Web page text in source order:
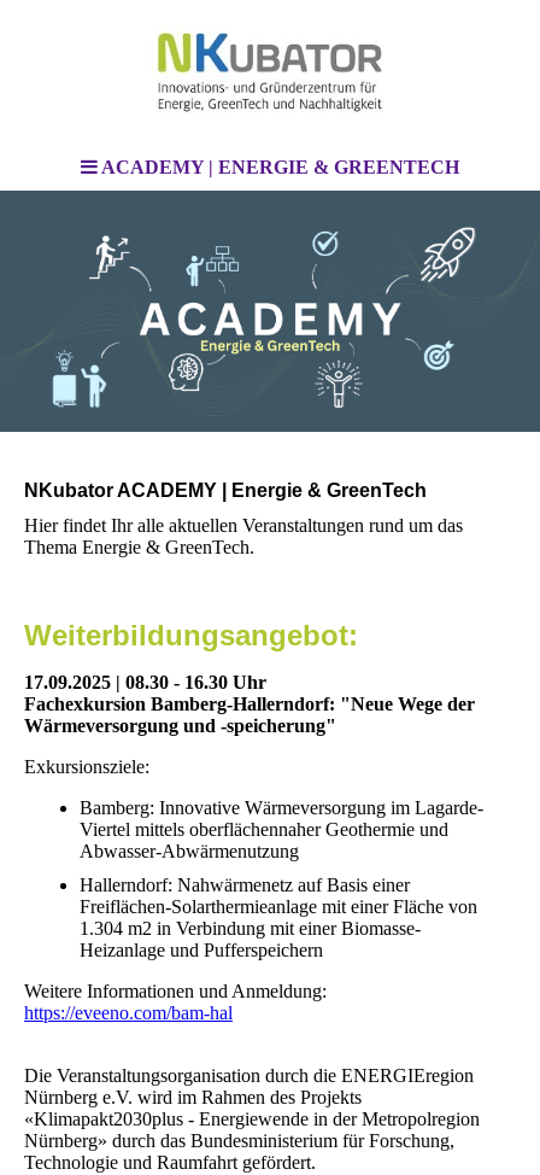
ACADEMY | ENERGIE & GREENTECH
NKubator ACADEMY | Energie & GreenTech
Hier findet Ihr alle aktuellen Veranstaltungen rund um das
Thema Energie & GreenTech.
Weiterbildungsangebot:
17.09.2025 | 08.30 - 16.30 Uhr
Fachexkursion Bamberg-Hallerndorf: "Neue Wege der
Wärmeversorgung und -speicherung"
Exkursionsziele:
Bamberg: Innovative Wärmeversorgung im Lagarde-
Viertel mittels oberflächennaher Geothermie und
Abwasser-Abwärmenutzung
Hallerndorf: Nahwärmenetz auf Basis einer
Freiflächen-Solarthermieanlage mit einer Fläche von
1.304 m2 in Verbindung mit einer Biomasse-
Heizanlage und Pufferspeichern
Weitere Informationen und Anmeldung:
https://eveeno.com/bam-hal
Die Veranstaltungsorganisation durch die ENERGIEregion
Nürnberg e.V. wird im Rahmen des Projekts
«Klimapakt2030plus - Energiewende in der Metropolregion
Nürnberg» durch das Bundesministerium für Forschung,
Technologie und Raumfahrt gefördert.